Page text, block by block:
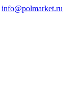
info@polmarket.ru